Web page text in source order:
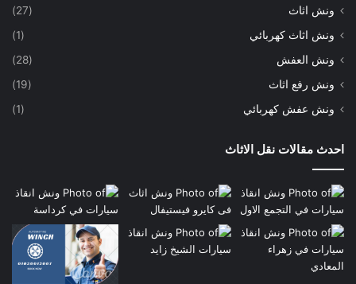
ونش اثاث
(27)
ونش اثاث كهربائي
(1)
ونش العفش
(28)
ونش رفع اثاث
(19)
ونش عفش كهربائي
(1)
احدث مقالات نقل الاثاث